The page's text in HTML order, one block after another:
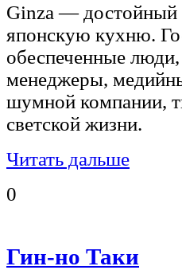
Ginza — достойный
японскую кухню.
обеспеченные
менеджеры,
шумной компании,
светской жизни.
Читать дальше
0
Гин-но Таки